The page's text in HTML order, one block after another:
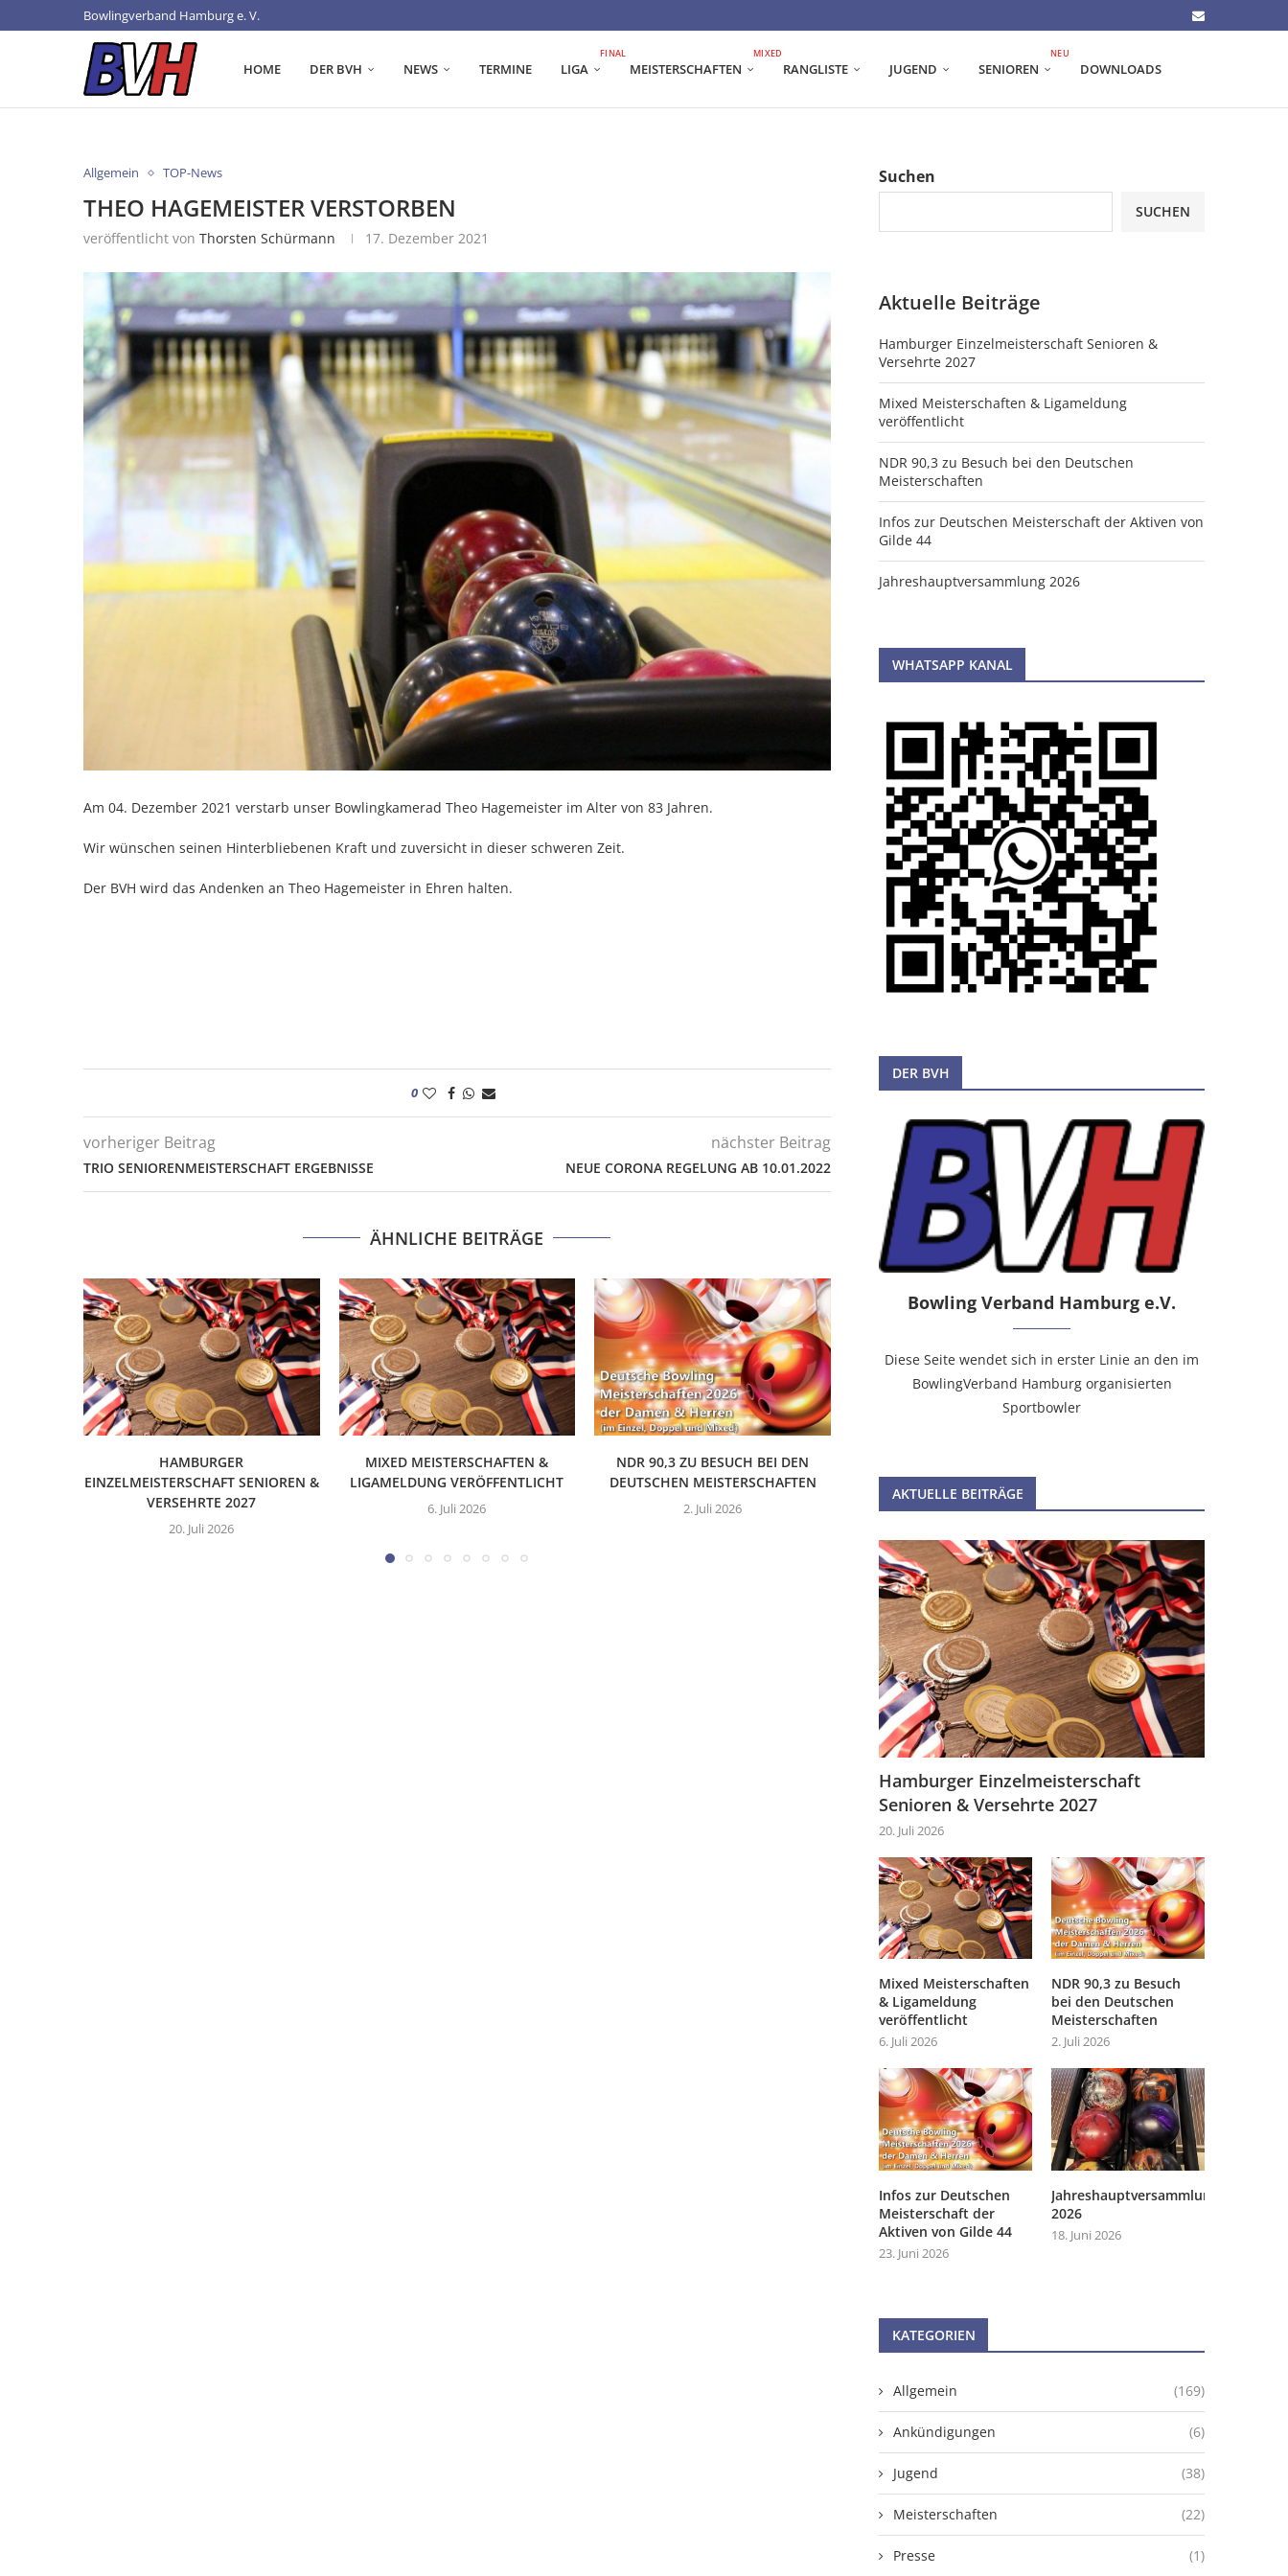
Bowlingverband Hamburg e. V.
HOME DER BVH NEWS TERMINE LIGA
FINAL
MEISTERSCHAFTEN
MIXED
RANGLISTE JUGEND SENIOREN
NEU
DOWNLOADS
Allgemein TOP-News
THEO HAGEMEISTER VERSTORBEN
veröffentlicht von Thorsten Schürmann 17. Dezember 2021
Am 04. Dezember 2021 verstarb unser Bowlingkamerad Theo Hagemeister im Alter von 83 Jahren.
Wir wünschen seinen Hinterbliebenen Kraft und zuversicht in dieser schweren Zeit.
Der BVH wird das Andenken an Theo Hagemeister in Ehren halten.
0
vorheriger Beitrag
TRIO SENIORENMEISTERSCHAFT ERGEBNISSE
nächster Beitrag
NEUE CORONA REGELUNG AB 10.01.2022
ÄHNLICHE BEITRÄGE
HAMBURGER
EINZELMEISTERSCHAFT SENIOREN &
VERSEHRTE 2027
20. Juli 2026
MIXED MEISTERSCHAFTEN &
LIGAMELDUNG VERÖFFENTLICHT
6. Juli 2026
NDR 90,3 ZU BESUCH BEI DEN
DEUTSCHEN MEISTERSCHAFTEN
2. Juli 2026
MEISTERSCHAFT DER AKTIVEN VON
GILDE...
Suchen
SUCHEN
Aktuelle Beiträge
Hamburger Einzelmeisterschaft Senioren &
Versehrte 2027
Mixed Meisterschaften & Ligameldung
veröffentlicht
NDR 90,3 zu Besuch bei den Deutschen
Meisterschaften
Infos zur Deutschen Meisterschaft der Aktiven von
Gilde 44
Jahreshauptversammlung 2026
WHATSAPP KANAL
DER BVH
Bowling Verband Hamburg e.V.
Diese Seite wendet sich in erster Linie an den im
BowlingVerband Hamburg organisierten
Sportbowler
AKTUELLE BEITRÄGE
Hamburger Einzelmeisterschaft
Senioren & Versehrte 2027
20. Juli 2026
Mixed Meisterschaften
& Ligameldung
veröffentlicht
6. Juli 2026
NDR 90,3 zu Besuch
bei den Deutschen
Meisterschaften
2. Juli 2026
Infos zur Deutschen
Meisterschaft der
Aktiven von Gilde 44
23. Juni 2026
Jahreshauptversammlung
2026
18. Juni 2026
KATEGORIEN
Allgemein (169)
Ankündigungen (6)
Jugend (38)
Meisterschaften (22)
Presse (1)